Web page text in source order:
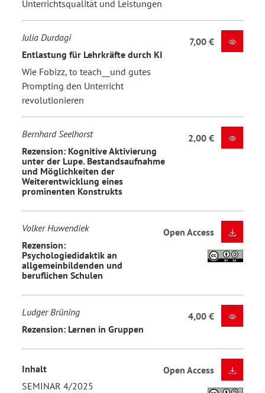
Unterrichtsqualität und Leistungen
Julia Durdagi
Entlastung für Lehrkräfte durch KI
Wie Fobizz, to teach__und gutes
Prompting den Unterricht
revolutionieren
7,00 €
Bernhard Seelhorst
Rezension: Kognitive Aktivierung
unter der Lupe. Bestandsaufnahme
und Möglichkeiten der
Weiterentwicklung eines
prominenten Konstrukts
2,00 €
Volker Huwendiek
Rezension:
Psychologiedidaktik an
allgemeinbildenden und
beruflichen Schulen
Open Access
Ludger Brüning
Rezension: Lernen in Gruppen
4,00 €
Inhalt
SEMINAR 4/2025
Open Access